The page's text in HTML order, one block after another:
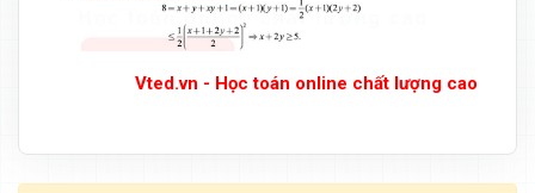
Vted.vn - Học toán online chất lượng cao